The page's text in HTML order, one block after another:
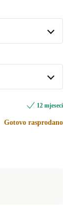
12 mjeseci
Gotovo rasprodano